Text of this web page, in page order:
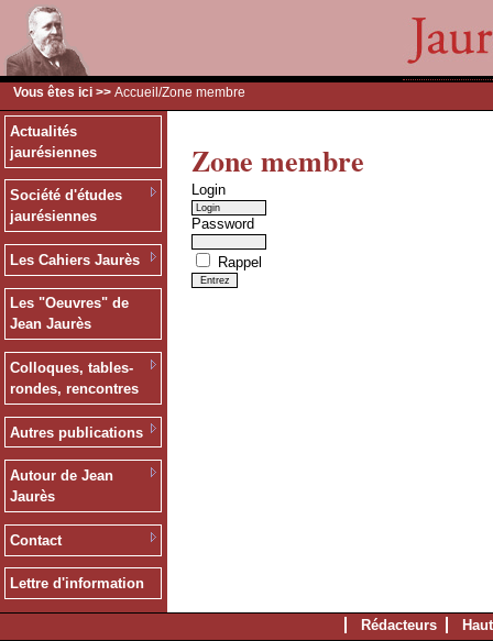
Vous êtes ici >> Accueil /Zone membre
Actualités
jaurésiennes
Société d'études
jaurésiennes
Les Cahiers Jaurès
Les "Oeuvres" de
Jean Jaurès
Colloques, tables-
rondes, rencontres
Autres publications
Autour de Jean
Jaurès
Contact
Lettre d'information
Zone membre
Login
Password
Rappel
Rédacteurs